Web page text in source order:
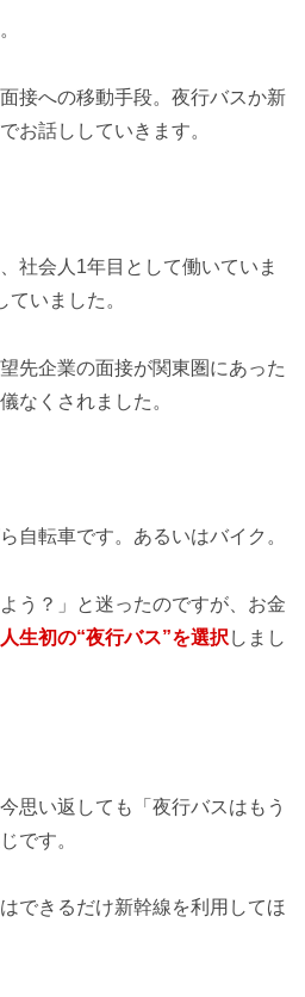
接への移動手段。夜行バスか新
お話ししていきます。
社会人1年目として働いていま
いました。
先企業の面接が関東圏にあった
なくされました。
自転車です。あるいはバイク。
う？」と迷ったのですが、お金
人生初の“夜行バス”を選択 しまし
思い返しても「夜行バスはもう
です。
できるだけ新幹線を利用してほ